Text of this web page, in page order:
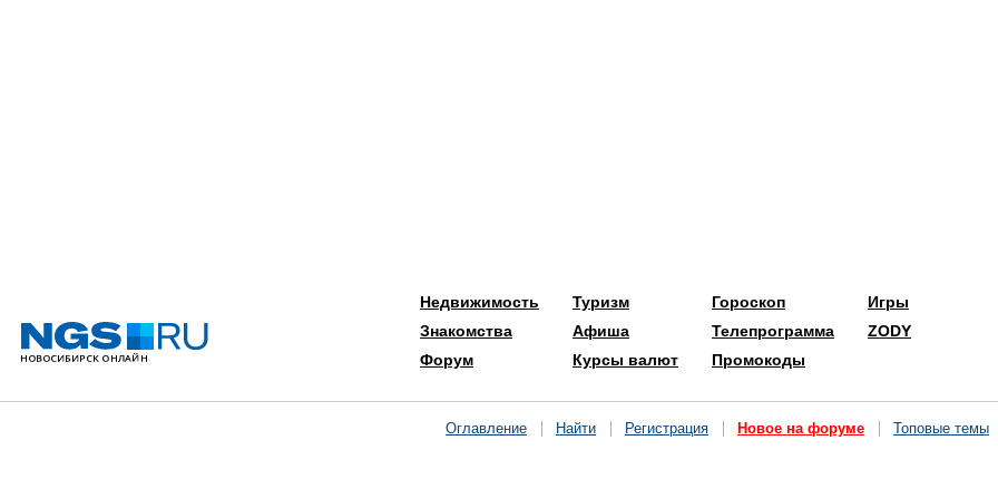
Недвижимость
Знакомства
Форум
Туризм
Афиша
Курсы валют
Гороскоп
Телепрограмма
Промокоды
Игры
ZODY
Оглавление Найти Регистрация Новое на форуме Топовые темы